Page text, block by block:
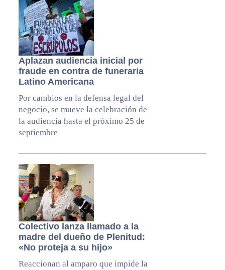
Aplazan audiencia inicial por
fraude en contra de funeraria
Latino Americana
Por cambios en la defensa legal del
negocio, se mueve la celebración de
la audiencia hasta el próximo 25 de
septiembre
Colectivo lanza llamado a la
madre del dueño de Plenitud:
«No proteja a su hijo»
Reaccionan al amparo que impide la